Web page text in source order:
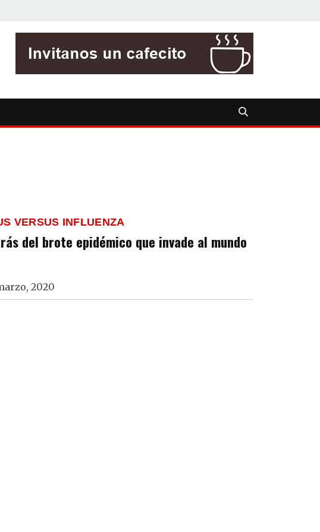
VERSUS INFLUENZA
del brote epidémico que invade al mundo
2020